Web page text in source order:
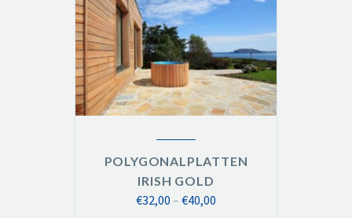
POLYGONALPLATTEN
IRISH GOLD
€32,00 – €40,00